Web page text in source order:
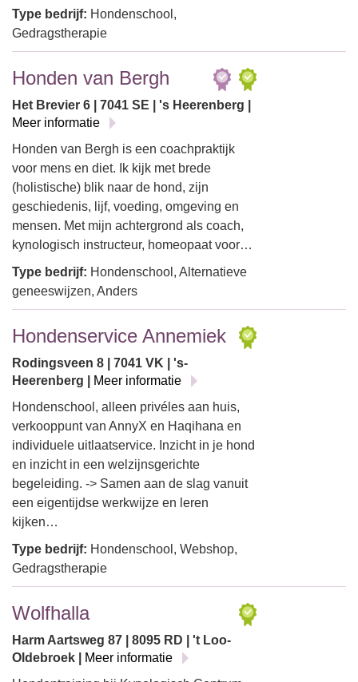
Type bedrijf: Hondenschool,
Gedragstherapie
Honden van Bergh
Het Brevier 6 | 7041 SE | 's Heerenberg |
Meer informatie
Honden van Bergh is een coachpraktijk
voor mens en diet. Ik kijk met brede
(holistische) blik naar de hond, zijn
geschiedenis, lijf, voeding, omgeving en
mensen. Met mijn achtergrond als coach,
kynologisch instructeur, homeopaat voor…
Type bedrijf: Hondenschool, Alternatieve
geneeswijzen, Anders
Hondenservice Annemiek
Rodingsveen 8 | 7041 VK | 's-
Heerenberg |
Meer informatie
Hondenschool, alleen privéles aan huis,
verkooppunt van AnnyX en Haqihana en
individuele uitlaatservice. Inzicht in je hond
en inzicht in een welzijnsgerichte
begeleiding. -> Samen aan de slag vanuit
een eigentijdse werkwijze en leren
kijken…
Type bedrijf: Hondenschool, Webshop,
Gedragstherapie
Wolfhalla
Harm Aartsweg 87 | 8095 RD | 't Loo-
Oldebroek |
Meer informatie